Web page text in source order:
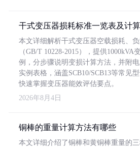
干式变压器损耗标准一览表及计
本文详细解析干式变压器空载损耗、
（GB/T 10228-2015），提供1000kVA
例，分步骤说明变损计算方法，并附
实例表格，涵盖SCB10/SCB13等常见
快速掌握变压器能效评估要点。
2026年8月4日
铜棒的重量计算方法有哪些
本文详细介绍了铜棒和黄铜棒重量的